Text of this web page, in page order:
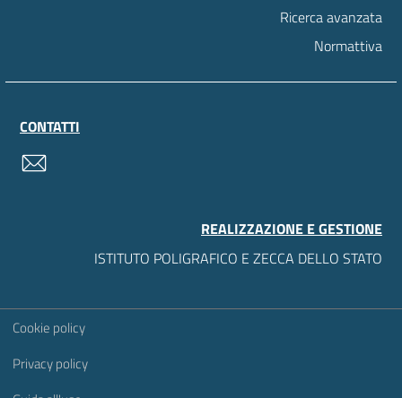
Ricerca avanzata
Normattiva
CONTATTI
REALIZZAZIONE E GESTIONE
ISTITUTO POLIGRAFICO E ZECCA DELLO STATO
Sezione Link Utili
Cookie policy
Privacy policy